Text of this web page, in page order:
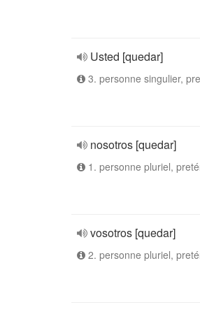
Usted [quedar]
3. personne singulier,
nosotros [quedar]
1. personne pluriel,
vosotros [quedar]
2. personne pluriel,